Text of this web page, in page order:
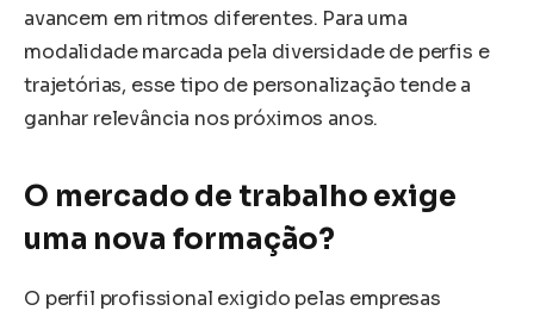
avancem em ritmos diferentes. Para uma
modalidade marcada pela diversidade de perfis e
trajetórias, esse tipo de personalização tende a
ganhar relevância nos próximos anos.
O mercado de trabalho exige
uma nova formação?
O perfil profissional exigido pelas empresas